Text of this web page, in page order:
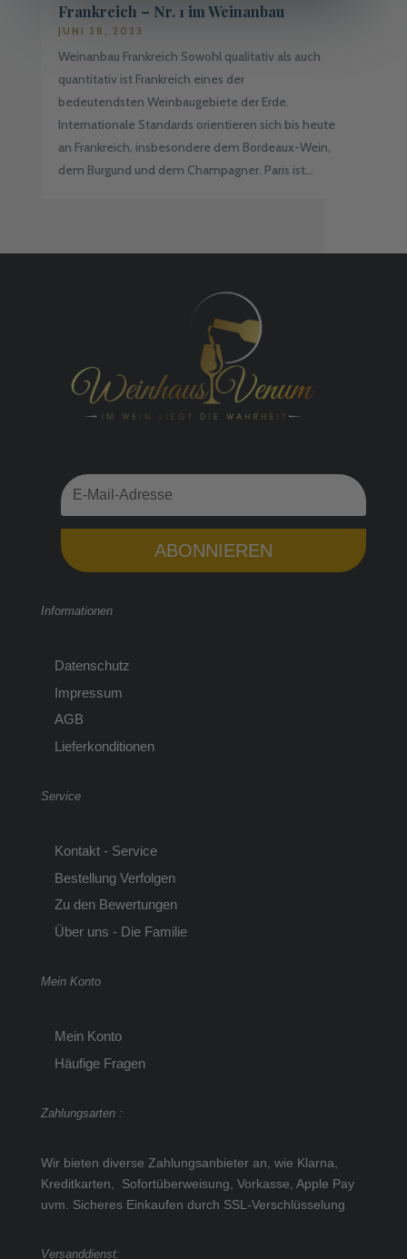
Frankreich – Nr. 1 im Weinanbau
JUNI 28, 2023
Weinanbau Frankreich Sowohl qualitativ als auch
quantitativ ist Frankreich eines der
bedeutendsten Weinbaugebiete der Erde.
Internationale Standards orientieren sich bis heute
an Frankreich, insbesondere dem Bordeaux-Wein,
dem Burgund und dem Champagner. Paris ist...
ABONNIEREN
Informationen
Datenschutz
Impressum
AGB
Lieferkonditionen
Service
Kontakt - Service
Bestellung Verfolgen
Zu den Bewertungen
Über uns - Die Familie
Mein Konto
Mein Konto
Häufige Fragen
Zahlungsarten :
Wir bieten diverse Zahlungsanbieter an, wie Klarna,
Kreditkarten, Sofortüberweisung, Vorkasse, Apple Pay
uvm. Sicheres Einkaufen durch SSL-Verschlüsselung
Versanddienst: